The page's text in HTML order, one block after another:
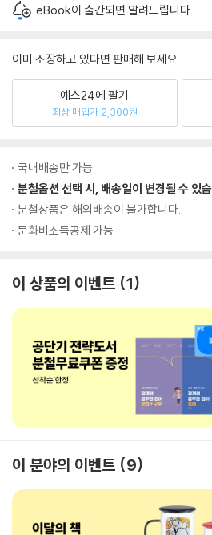
eBook이 출간되면 알려드립니다.
이미 소장하고 있다면 판매해 보세요.
예스24에 팔기
최상 매입가 2,300원
국내배송만 가능
분철옵션 선택 시, 배송일이 변경될 수 있
분철상품은 해외배송이 불가합니다.
문화비소득공제 가능
이 상품의 이벤트 1
이 분야의 이벤트 9